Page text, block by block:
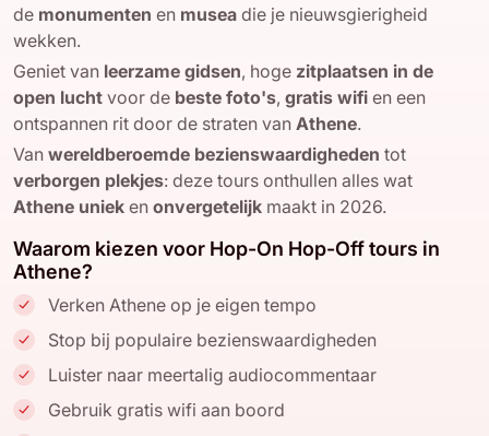
de monumenten en musea die je nieuwsgierigheid
wekken.
Geniet van leerzame gidsen, hoge zitplaatsen in de
open lucht voor de beste foto's, gratis wifi en een
ontspannen rit door de straten van Athene.
Van wereldberoemde bezienswaardigheden tot
verborgen plekjes: deze tours onthullen alles wat
Athene uniek en onvergetelijk maakt in 2026.
Waarom kiezen voor Hop-On Hop-Off tours in
Athene?
Verken Athene op je eigen tempo
Stop bij populaire bezienswaardigheden
Luister naar meertalig audiocommentaar
Gebruik gratis wifi aan boord